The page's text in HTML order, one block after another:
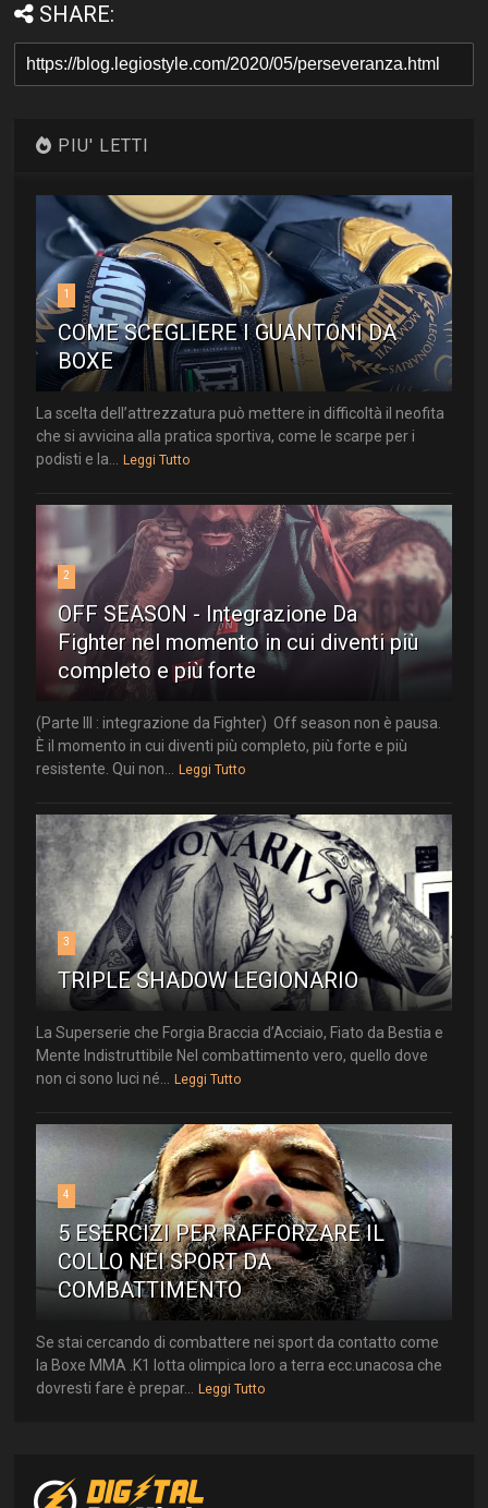
SHARE:
PIU' LETTI
1
COME SCEGLIERE I GUANTONI DA
BOXE
La scelta dell’attrezzatura può mettere in difficoltà il neofita
che si avvicina alla pratica sportiva, come le scarpe per i
podisti e la...
Leggi Tutto
2
OFF SEASON - Integrazione Da
Fighter nel momento in cui diventi più
completo e più forte
(Parte III : integrazione da Fighter) Off season non è pausa.
È il momento in cui diventi più completo, più forte e più
resistente. Qui non...
Leggi Tutto
3
TRIPLE SHADOW LEGIONARIO
La Superserie che Forgia Braccia d’Acciaio, Fiato da Bestia e
Mente Indistruttibile Nel combattimento vero, quello dove
non ci sono luci né...
Leggi Tutto
4
5 ESERCIZI PER RAFFORZARE IL
COLLO NEI SPORT DA
COMBATTIMENTO
Se stai cercando di combattere nei sport da contatto come
la Boxe MMA .K1 lotta olimpica loro a terra ecc.unacosa che
dovresti fare è prepar...
Leggi Tutto